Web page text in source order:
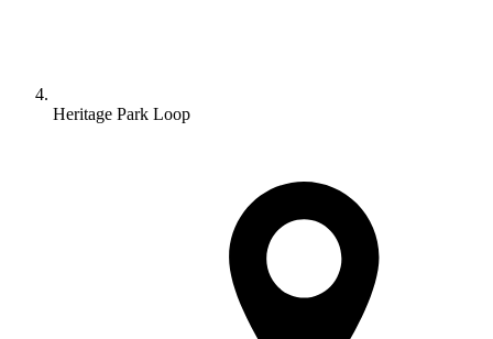
Heritage Park Loop